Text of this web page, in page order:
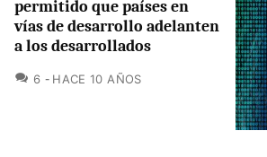
permitido que países en
vías de desarrollo adelanten
a los desarrollados
6 COMENTARIOS
HACE 10 AÑOS